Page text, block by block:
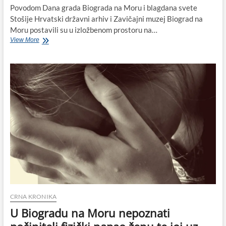
Povodom Dana grada Biograda na Moru i blagdana svete
Stošije Hrvatski državni arhiv i Zavičajni muzej Biograd na
Moru postavili su u izložbenom prostoru na…
View MoreU
otvorena
izložba
o
Mariji
Tereziji
CRNA KRONIKA
U Biogradu na Moru nepoznati